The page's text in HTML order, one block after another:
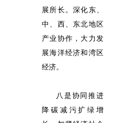
展所长。深化东、
中、西、东北地区
产业协作，大力发
展海洋经济和湾区
经济。
八是协同推进
降碳减污扩绿增